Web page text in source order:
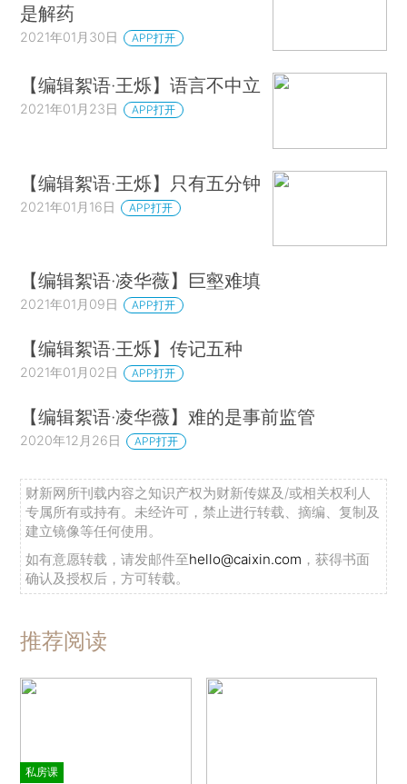
是解药
2021年01月30日 APP打开
【编辑絮语·王烁】语言不中立
2021年01月23日 APP打开
【编辑絮语·王烁】只有五分钟
2021年01月16日 APP打开
【编辑絮语·凌华薇】巨壑难填
2021年01月09日 APP打开
【编辑絮语·王烁】传记五种
2021年01月02日 APP打开
【编辑絮语·凌华薇】难的是事前监管
2020年12月26日 APP打开
财新网所刊载内容之知识产权为财新传媒及/或相关权利人
专属所有或持有。未经许可，禁止进行转载、摘编、复制及
建立镜像等任何使用。
如有意愿转载，请发邮件至hello@caixin.com ，获得书面
确认及授权后，方可转载。
推荐阅读
私房课